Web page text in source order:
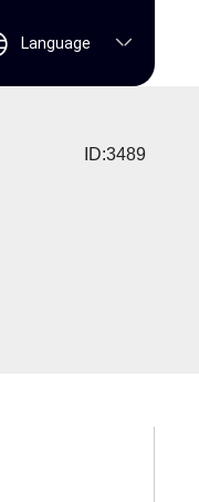
Language
ID:3489